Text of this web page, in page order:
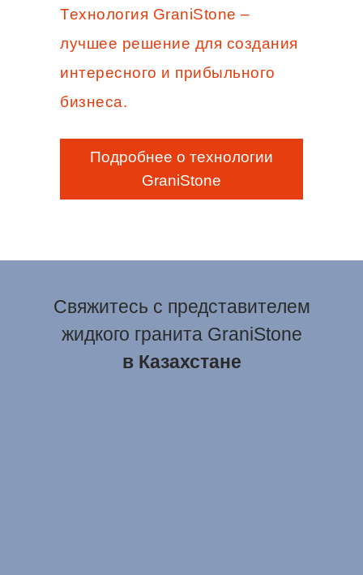
Технология GraniStone –
лучшее решение для создания
интересного и прибыльного
бизнеса.
Подробнее о технологии
GraniStone
Свяжитесь с представителем
жидкого гранита GraniStone
в Казахстане